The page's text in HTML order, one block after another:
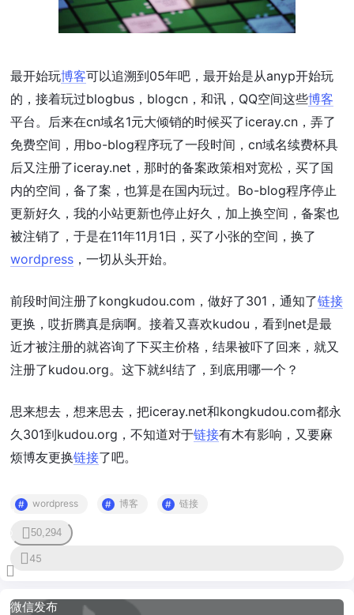
最开始玩博客可以追溯到05年吧，最开始是从anyp开始玩
的，接着玩过blogbus，blogcn，和讯，QQ空间这些博客
平台。后来在cn域名1元大倾销的时候买了iceray.cn，弄了
免费空间，用bo-blog程序玩了一段时间，cn域名续费杯具
后又注册了iceray.net，那时的备案政策相对宽松，买了国
内的空间，备了案，也算是在国内玩过。Bo-blog程序停止
更新好久，我的小站更新也停止好久，加上换空间，备案也
被注销了，于是在11年11月1日，买了小张的空间，换了
wordpress ，一切从头开始。
前段时间注册了kongkudou.com，做好了301，通知了链接
更换，哎折腾真是病啊。接着又喜欢kudou，看到net是最
近才被注册的就咨询了下买主价格，结果被吓了回来，就又
注册了kudou.org。这下就纠结了，到底用哪一个？
思来想去，想来思去，把iceray.net和kongkudou.com都永
久301到kudou.org，不知道对于链接有木有影响，又要麻
烦博友更换链接了吧。
wordpress 博客 链接
50,294
45
微信发布